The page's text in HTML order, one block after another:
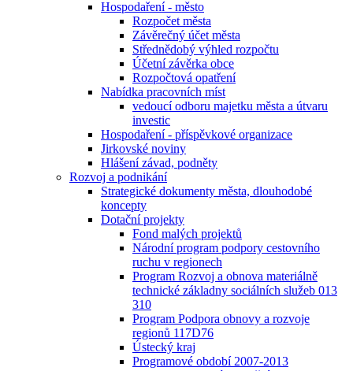
Hospodaření - město
Rozpočet města
Závěrečný účet města
Střednědobý výhled rozpočtu
Účetní závěrka obce
Rozpočtová opatření
Nabídka pracovních míst
vedoucí odboru majetku města a útvaru
investic
Hospodaření - příspěvkové organizace
Jirkovské noviny
Hlášení závad, podněty
Rozvoj a podnikání
Strategické dokumenty města, dlouhodobé
koncepty
Dotační projekty
Fond malých projektů
Národní program podpory cestovního
ruchu v regionech
Program Rozvoj a obnova materiálně
technické základny sociálních služeb 013
310
Program Podpora obnovy a rozvoje
regionů 117D76
Ústecký kraj
Programové období 2007-2013